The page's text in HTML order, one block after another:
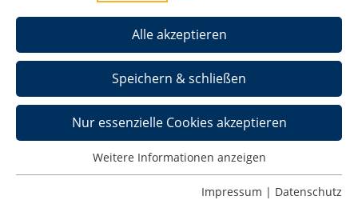
Alle akzeptieren
Speichern & schließen
Nur essenzielle Cookies akzeptieren
Weitere Informationen anzeigen
Impressum | Datenschutz
Der Dekan vertritt die Fakultät und leitet sie auf
der Grundlage der Beschlüsse des Fakultätsrates.
Er bereitet die Sitzungen des Fakultätsrates vor
und führt dessen Beschlüsse aus. Er ist dem
Fakultätsrat insoweit verantwortlich und
rechenschaftspflichtig.
Der Prodekan fungiert als Vertretung des Dekans.
Sind beide, Dekan und Prodenkan, verhindert, so
vertritt der dienstälteste Professor des